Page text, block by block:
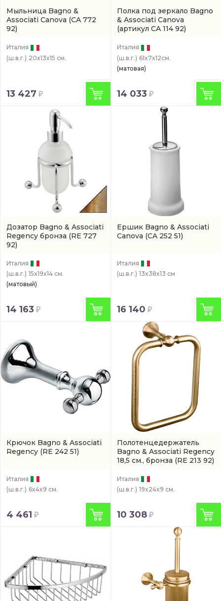
Мыльница Bagno &
Associati Canova (CA 772
92)
Италия
(ш.в.г.) 20x13x15 см.
13 427
Полка под зеркало Bagno
& Associati Canova
(артикул CA 114 92)
Италия
(ш.в.г.) 61x7x12см.
(матовая)
14 033
Дозатор Bagno & Associati
Regency бронза (RE 727
92)
Италия
(ш.в.г.) 15x19x14 см.
(матовый)
14 163
Ершик Bagno & Associati
Canova (CA 252 51)
Италия
(ш.в.г.) 13x38x13 см
16 140
Крючок Bagno & Associati
Regency (RE 242 51)
Италия
(ш.в.г.) 6x4x9 см.
4 461
Полотенцедержатель
Bagno & Associati Regency
18,5 см., бронза (RE 213 92)
Италия
(ш.в.г.) 19x24x9 см.
10 308